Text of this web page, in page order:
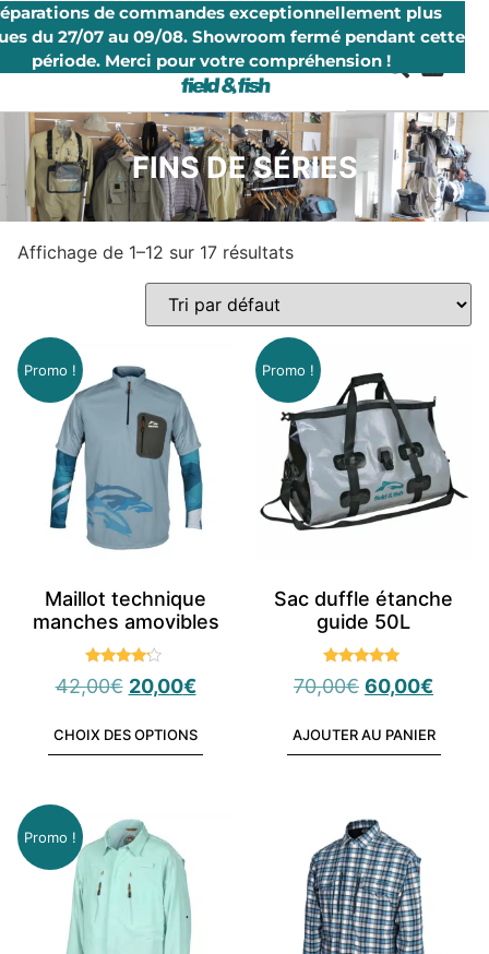
de commandes exceptionnellement plus
du 27/07 au 09/08. Showroom fermé pendant cette
période. Merci pour votre compréhension !
FINS DE SÉRIES
Affichage de 1–12 sur 17 résultats
Promo !
Maillot technique
manches amovibles
Note
4.00
42,00€ 20,00€
CHOIX DES OPTIONS
Promo !
Sac duffle étanche
guide 50L
Note
4.75
70,00€ 60,00€
AJOUTER AU PANIER
Promo !